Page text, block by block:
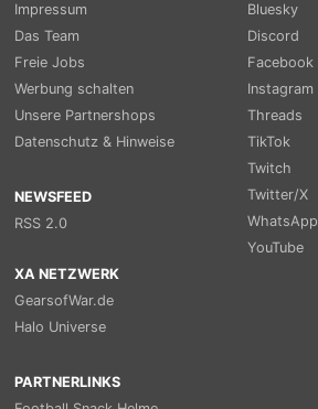
Impressum
Das Team
Freie Jobs
Werbung schalten
Unsere Partnershops
Datenschutz & Hinweise
NEWSFEED
RSS 2.0
Bluesky
Discord
Facebook
Instagram
Threads
TikTok
Twitch
Twitter/X
WhatsApp
YouTube
XA NETZWERK
GearsofWar.de
Halo Universe
PARTNERLINKS